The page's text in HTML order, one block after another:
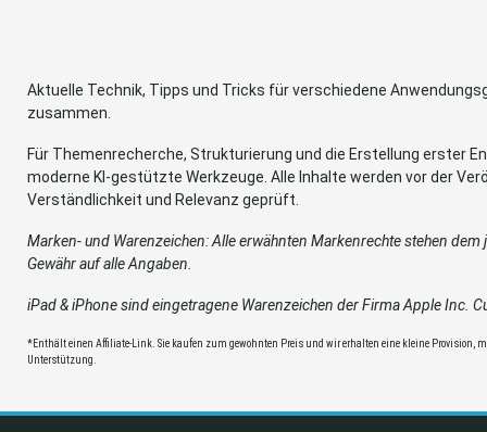
Aktuelle Technik, Tipps und Tricks für verschiedene
zusammen.
Für Themenrecherche, Strukturierung und die Erstellung erster
moderne KI-gestützte Werkzeuge. Alle Inhalte werden vor der
Verständlichkeit und Relevanz geprüft.
Marken- und Warenzeichen: Alle erwähnten Markenrechte stehen dem
Gewähr auf alle Angaben.
iPad & iPhone sind eingetragene Warenzeichen der Firma Apple Inc.
*Enthält einen Affiliate-Link. Sie kaufen zum gewohnten Preis und wir erhalten eine kleine Provision,
Unterstützung.